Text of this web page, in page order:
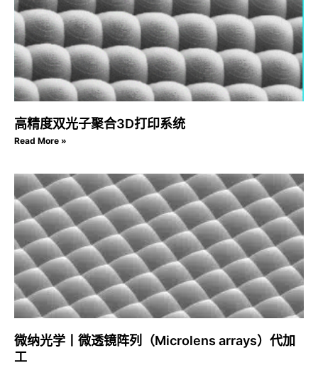
高精度双光子聚合3D打印系统
Read More »
微纳光学丨微透镜阵列（Microlens arrays）代加
工